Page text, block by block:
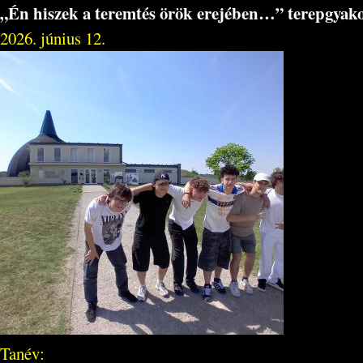
„Én hiszek a teremtés örök erejében…”
2026. június 12.
Tanév: